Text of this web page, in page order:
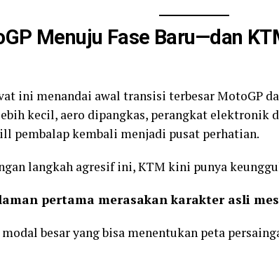
Menuju Fase Baru—dan
ini menandai awal transisi terbesar MotoGP
kecil, aero dipangkas, perangkat elektronik
pembalap kembali menjadi pusat perhatian.
langkah agresif ini, KTM kini punya
pertama merasakan karakter asli
modal besar yang bisa menentukan peta